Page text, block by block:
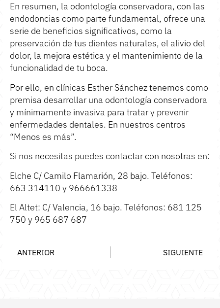
En resumen, la odontología conservadora, con las
endodoncias como parte fundamental, ofrece una
serie de beneficios significativos, como la
preservación de tus dientes naturales, el alivio del
dolor, la mejora estética y el mantenimiento de la
funcionalidad de tu boca.
Por ello, en clínicas Esther Sánchez tenemos como
premisa desarrollar una odontología conservadora
y mínimamente invasiva para tratar y prevenir
enfermedades dentales. En nuestros centros
“Menos es más”.
Si nos necesitas puedes contactar con nosotras en:
Elche C/ Camilo Flamarión, 28 bajo. Teléfonos:
663 314110 y 966661338
El Altet: C/ Valencia, 16 bajo. Teléfonos: 681 125
750 y 965 687 687
ANTERIOR SIGUIENTE